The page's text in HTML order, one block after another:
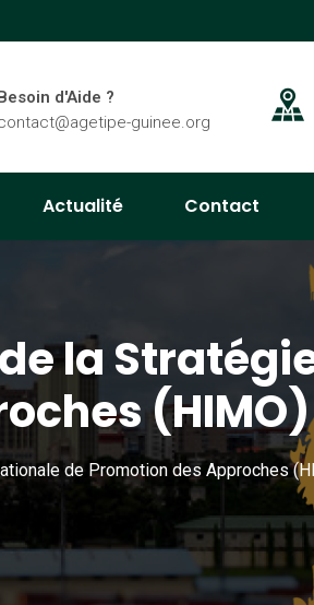
d'Aide ?
guinee.org
Actualité Contact
la
(HIMO)
de Promotion des Approches